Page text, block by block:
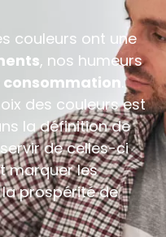
couleurs ont une
, nos humeurs
consommation
des couleurs est
la définition de
servir de celles-ci
marquer les
prospérité de